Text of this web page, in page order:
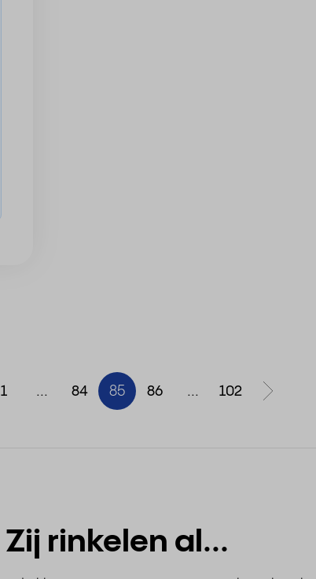
1 ... 84 85 86 ... 102
Zij rinkelen al...